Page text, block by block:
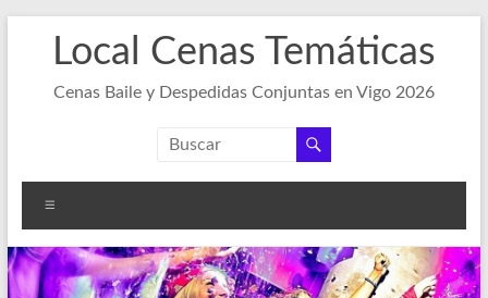
contenidoLocal Cenas Temáticas
Cenas Baile y Despedidas Conjuntas en Vigo 2026